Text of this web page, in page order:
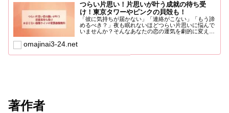
つらい片思い！片思いが叶う成就の待ち受
け！東京タワーやピンクの貝殻も！
「彼に気持ちが届かない」「連絡がこない」「もう諦
めるべき？」夜も眠れないほどつらい片思いに悩んで
いませんか？そんなあなたの恋の運気を劇的に変える
omajinai3-24.net
著作者